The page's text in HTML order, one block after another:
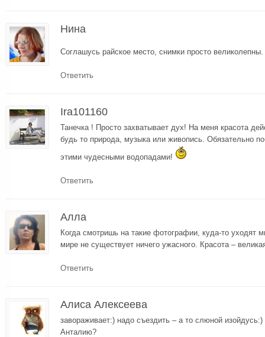
Нина
Соглашусь райское место, снимки просто великолепны.
Ответить
Ira101160
Танечка ! Просто захватывает дух! На меня красота
будь то природа, музыка или живопись. Обязательно
этими чудесными водопадами!
Ответить
Алла
Когда смотришь на такие фотографии, куда-то уходят
мире не существует ничего ужасного. Красота –
Ответить
Алиса Алексеева
завораживает:) надо съездить – а то слюной изойдусь:)
Анталию?